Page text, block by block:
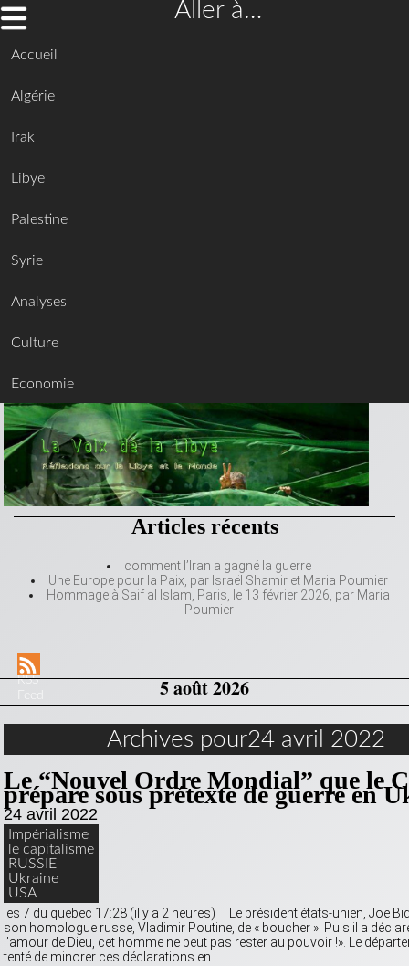
Aller à…
Accueil
Algérie
Irak
Libye
Palestine
Syrie
Analyses
Culture
Economie
Articles récents
comment l’Iran a gagné la guerre
Une Europe pour la Paix, par Israël Shamir et Maria Poumier
Hommage à Saif al Islam, Paris, le 13 février 2026, par Maria
Poumier
RSS
5 août 2026
Archives pour24 avril 2022
Le “Nouvel Ordre Mondial” que le
prépare sous prétexte de guerre en
24 avril 2022
Impérialisme
le capitalisme
RUSSIE
Ukraine
USA
les 7 du quebec 17:28 (il y a 2 heures) Le président états-unien, Joe
son homologue russe, Vladimir Poutine, de « boucher ». Puis il a
l’amour de Dieu, cet homme ne peut pas rester au pouvoir !». Le
tenté de minorer ces déclarations en